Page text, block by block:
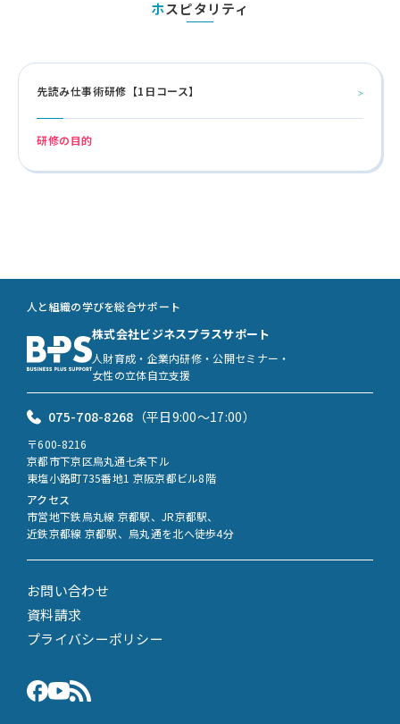
ホスピタリティ
先読み仕事術研修【1日コース】
研修の目的
お問い合わせ
資料請求
プライバシーポリシー
人と組織の学びを総合サポート
株式会社ビジネスプラスサポート
人財育成・企業内研修・公開セミナー・
女性の立体自立支援
075-708-8268 （平日9:00〜17:00）
〒600-8216
京都市下京区烏丸通七条下ル
東塩小路町735番地1 京阪京都ビル8階
アクセス
市営地下鉄烏丸線 京都駅、JR京都駅、
近鉄京都線 京都駅、烏丸通を北へ徒歩4分